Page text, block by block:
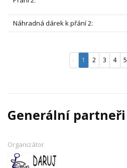
‹ 1 2 3 4 5
Generální partneři
Organizátor